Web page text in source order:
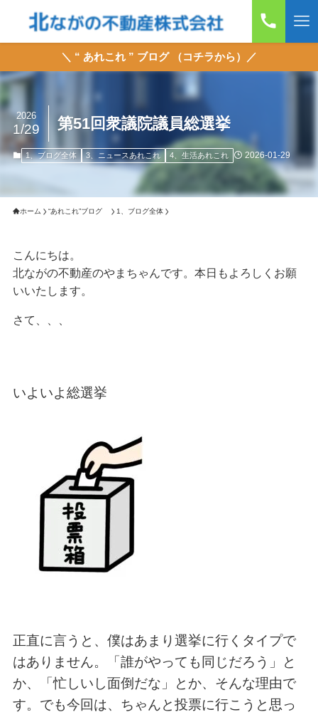
＼ “ あれこれ ” ブログ （コチラから）／
第51回衆議院議員総選挙
2026
1/29
1、ブログ全体 3、ニュースあれこれ 4、生活あれこれ 2026-01-29
ホーム “あれこれ”ブログ 1、ブログ全体
こんにちは。
北ながの不動産のやまちゃんです。本日もよろしくお願
いいたします。
さて、、、
いよいよ総選挙
正直に言うと、僕はあまり選挙に行くタイプで
はありません。「誰がやっても同じだろう」と
か、「忙しいし面倒だな」とか、そんな理由で
す。でも今回は、ちゃんと投票に行こうと思っ